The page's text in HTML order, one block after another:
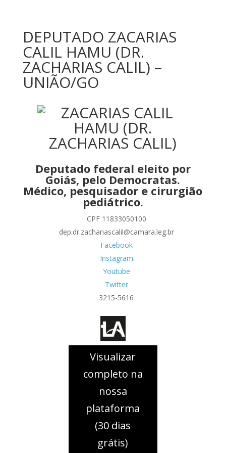
DEPUTADO ZACARIAS
CALIL HAMU (DR.
ZACHARIAS CALIL) –
UNIÃO/GO
Deputado federal eleito por
Goiás, pelo Democratas.
Médico, pesquisador e cirurgião
pediátrico.
CPF 11833050100
dep.dr.zachariascalil@camara.leg.br
Facebook
Instagram
Youtube
Twitter
3215-5616
Visualizar
completo na
nossa
plataforma
(30 dias
grátis)